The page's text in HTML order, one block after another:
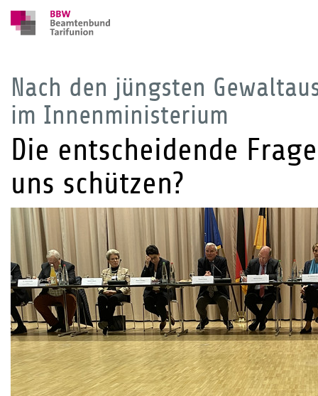
Nach den jüngsten
im Innenministerium
Die entscheidende
uns schützen?